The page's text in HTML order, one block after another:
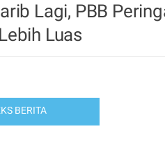
Lagi, PBB
Luas
BERITA